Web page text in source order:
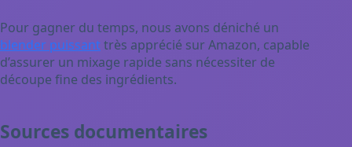
Pour gagner du temps, nous avons déniché un
blender puissanttrès apprécié sur Amazon, capable
d’assurer un mixage rapide sans nécessiter de
découpe fine des ingrédients.
Sources documentaires